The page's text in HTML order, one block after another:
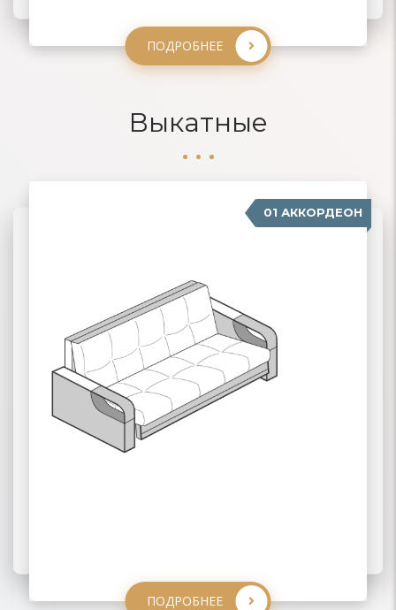
ПОДРОБНЕЕ
Выкатные
01 АККОРДЕОН
ПОДРОБНЕЕ